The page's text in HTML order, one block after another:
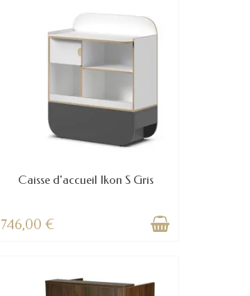
Caisse d'accueil Ikon S Gris
746,00 €